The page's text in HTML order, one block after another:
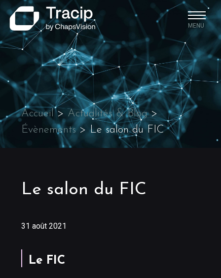
MENU
Accueil> Actualités & Blog>
Évènements>Le salon du FIC
Le salon du FIC
31 août 2021
Le FIC